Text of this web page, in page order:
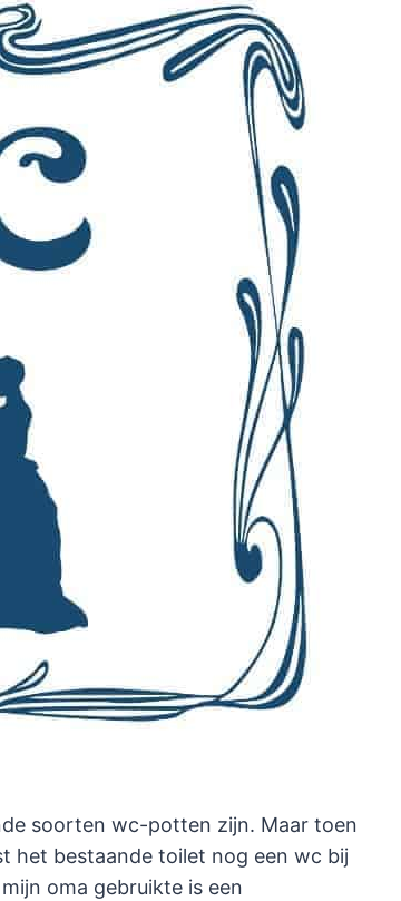
soorten wc-potten zijn. Maar toen
het bestaande toilet nog een wc bij
oma gebruikte is een